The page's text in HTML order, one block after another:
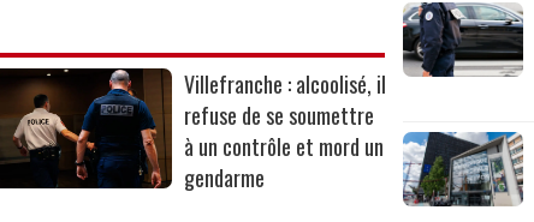
Villefranche : alcoolisé, il
refuse de se soumettre
à un contrôle et mord un
gendarme